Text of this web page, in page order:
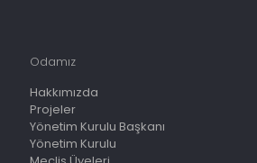
Odamız
Hakkımızda
Projeler
Yönetim Kurulu Başkanı
Yönetim Kurulu